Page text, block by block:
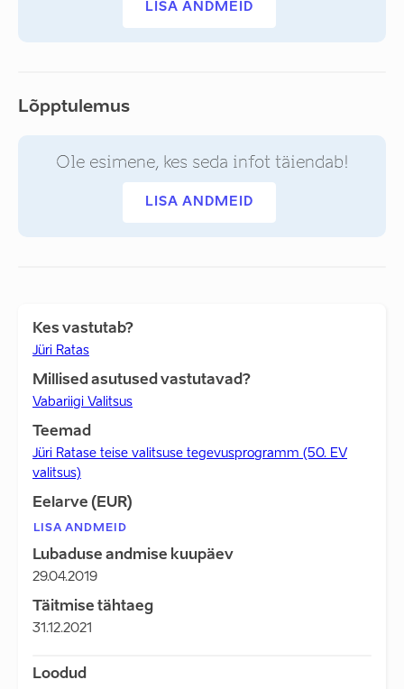
LISA ANDMEID
Lõpptulemus
Ole esimene, kes seda infot täiendab!
LISA ANDMEID
Kes vastutab?
Jüri Ratas
Millised asutused vastutavad?
Vabariigi Valitsus
Teemad
Jüri Ratase teise valitsuse tegevusprogramm (50. EV
valitsus)
Eelarve (EUR)
LISA ANDMEID
Lubaduse andmise kuupäev
29.04.2019
Täitmise tähtaeg
31.12.2021
Loodud